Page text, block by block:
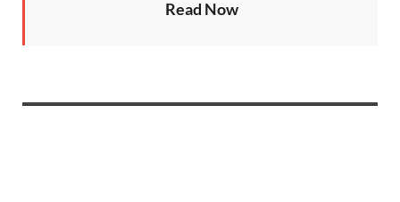
Read Now